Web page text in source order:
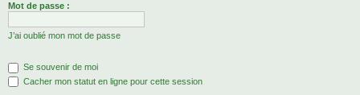
Mot de passe :
J’ai oublié mon mot de passe
Se souvenir de moi
Cacher mon statut en ligne pour cette session